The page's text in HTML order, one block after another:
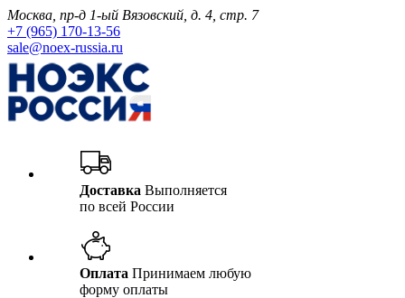
Москва, пр-д 1-ый Вязовский, д. 4, стр. 7
+7 (965) 170-13-56
sale@noex-russia.ru
Доставка Выполняется
по всей России
Оплата Принимаем любую
форму оплаты